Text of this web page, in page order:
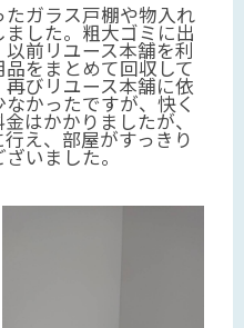
ガラス戸棚や物入れ
した。粗大ゴミに出
前リユース本舗を利
をまとめて回収して
びリユース本舗に依
かったですが、快く
はかかりましたが、
え、部屋がすっきり
いました。